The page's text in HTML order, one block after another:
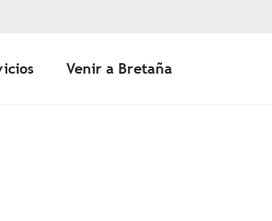
Venir a Bretaña